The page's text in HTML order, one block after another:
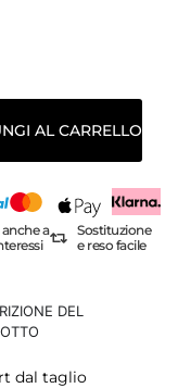
AL CARRELLO
a
Sostituzione
e reso facile
DEL
dal taglio